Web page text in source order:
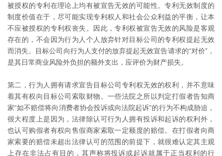
被授权的专利在理论上均有被宣告无效的可能性。专利无效制度的
制度价值在于，尽可能实现专利权人和社会公众利益的平衡，让本
不应被授权的专利权丧失。因此，专利权被宣告无效的风险是客观
存在的，不会因为行为人个人放弃针对目标公司的专利权提起无效
而消失。目标公司向行为人支付的放弃提起无效宣告请求的“对价”，
是其日常商业风险外负担的额外支出，应评价为财产损失。
第二，行为人拥有请求宣告目标公司专利权无效的权利，并不意味
着其有权向目标公司索取财物。一些法院之所以判定打假者告知商
家“如不赔偿将向消费者协会投诉或向法院起诉”的行为不构成胁迫，
很大程度上是因为，法律除认可行为人拥有投诉和起诉的权利外，
也认可购假者有权向售假商家索取一定额度的赔偿。在打假者向商
家索要的赔偿未超出法律认可的范围的前提下，就很难认定其主观
上存在非法占有目的，其声称将投诉或起诉就属于正当权利的行